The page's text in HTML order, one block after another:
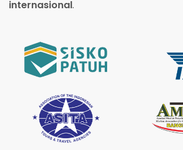
internasional.